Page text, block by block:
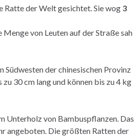
Ratte der Welt gesichtet. Sie wog 3
von Leuten auf der Straße sah
Südwesten der chinesischen Provinz
30 cm lang und können bis zu 4 kg
Unterholz von Bambuspflanzen. Das
angeboten. Die größten Ratten der